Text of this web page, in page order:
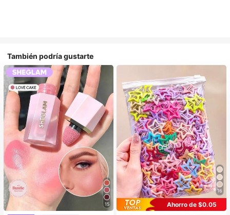
También podría gustarte
15
16
Ahorro de $0.05